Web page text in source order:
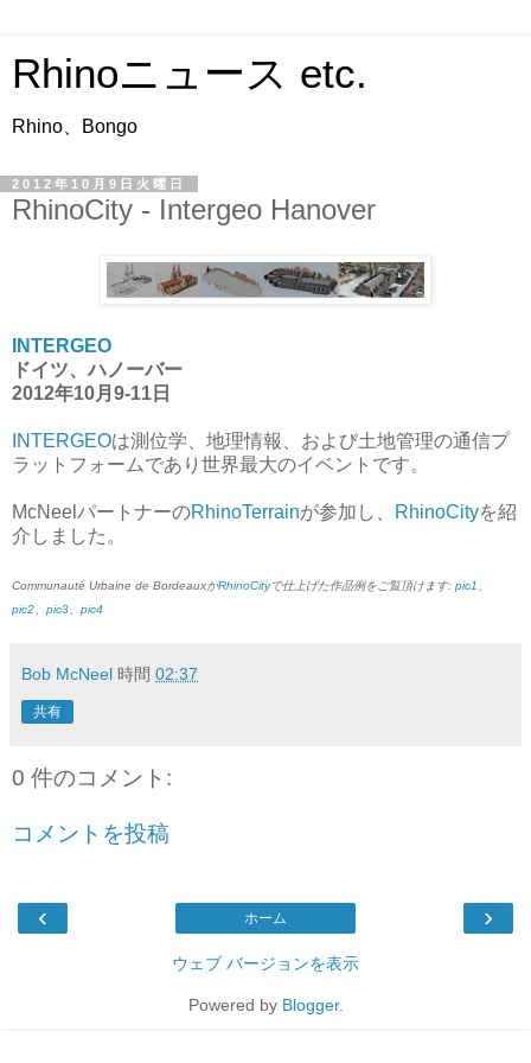
Rhinoニュース etc.
Rhino、Bongo
2012年10月9日火曜日
RhinoCity - Intergeo Hanover
INTERGEO
ドイツ、ハノーバー
2012年10月9-11日
INTERGEOは測位学、地理情報、および土地管理の通信プ
ラットフォームであり世界最大のイベントです。
McNeelパートナーのRhinoTerrainが参加し、 RhinoCityを紹
介しました。
Communauté Urbaine de BordeauxがRhinoCityで仕上げた作品例をご覧頂けます: pic1
pic2
pic3 pic4
Bob McNeel 時間 02:37
共有
0 件のコメント:
コメントを投稿
‹ ›
ホーム
ウェブ バージョンを表示
Powered by Blogger.